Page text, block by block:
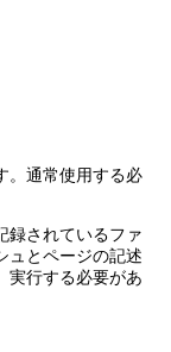
。通常使用する必
録されているファ
ュとページの記述
実行する必要があ